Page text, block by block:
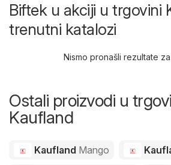
Biftek u akciji u trgovini
trenutni katalozi
Nismo pronašli rezultate
Ostali proizvodi u
Kaufland
Kaufland Mango